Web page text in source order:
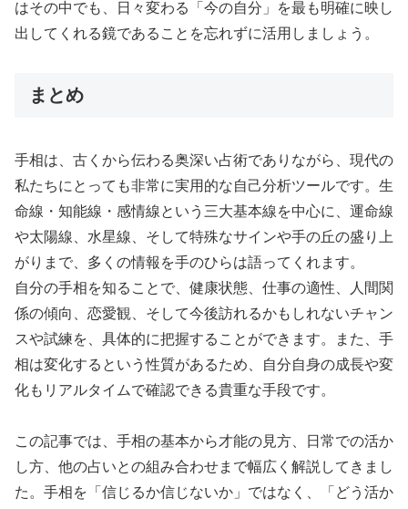
はその中でも、日々変わる「今の自分」を最も明確に映し
出してくれる鏡であることを忘れずに活用しましょう。
まとめ
手相は、古くから伝わる奥深い占術でありながら、現代の
私たちにとっても非常に実用的な自己分析ツールです。生
命線・知能線・感情線という三大基本線を中心に、運命線
や太陽線、水星線、そして特殊なサインや手の丘の盛り上
がりまで、多くの情報を手のひらは語ってくれます。
自分の手相を知ることで、健康状態、仕事の適性、人間関
係の傾向、恋愛観、そして今後訪れるかもしれないチャン
スや試練を、具体的に把握することができます。また、手
相は変化するという性質があるため、自分自身の成長や変
化もリアルタイムで確認できる貴重な手段です。
この記事では、手相の基本から才能の見方、日常での活か
し方、他の占いとの組み合わせまで幅広く解説してきまし
た。手相を「信じるか信じないか」ではなく、「どう活か